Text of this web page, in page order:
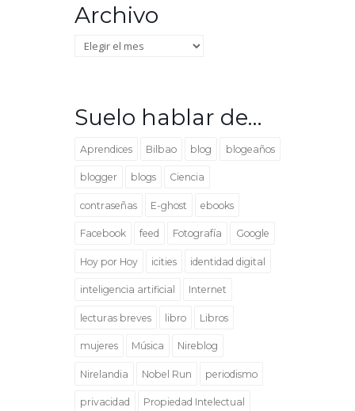
Archivo
Archivo
Suelo hablar de…
Aprendices Bilbao blog blogeaños
blogger blogs Ciencia
contraseñas E-ghost ebooks
Facebook feed Fotografía Google
Hoy por Hoy icities identidad digital
inteligencia artificial Internet
lecturas breves libro Libros
mujeres Música Nireblog
Nirelandia Nobel Run periodismo
privacidad Propiedad Intelectual